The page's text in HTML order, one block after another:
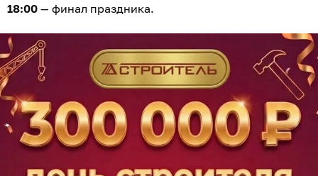
18:00 — финал праздника.